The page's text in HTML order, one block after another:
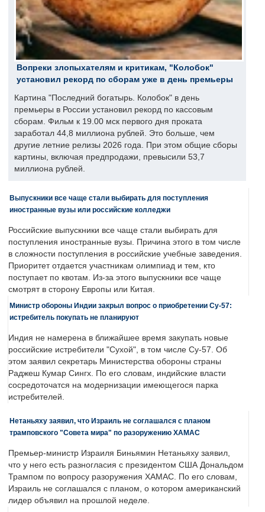
Вопреки злопыхателям и критикам, "Колобок"
установил рекорд по сборам уже в день премьеры
Картина "Последний богатырь. Колобок" в день
премьеры в России установил рекорд по кассовым
сборам. Фильм к 19.00 мск первого дня проката
заработал 44,8 миллиона рублей. Это больше, чем
другие летние релизы 2026 года. При этом общие сборы
картины, включая предпродажи, превысили 53,7
миллиона рублей.
Выпускники все чаще стали выбирать для поступления
иностранные вузы или российские колледжи
Российские выпускники все чаще стали выбирать для
поступления иностранные вузы. Причина этого в том числе
в сложности поступления в российские учебные заведения.
Приоритет отдается участникам олимпиад и тем, кто
поступает по квотам. Из-за этого выпускники все чаще
смотрят в сторону Европы или Китая.
Министр обороны Индии закрыл вопрос о приобретении Су-57:
истребитель покупать не планируют
Индия не намерена в ближайшее время закупать новые
российские истребители "Сухой", в том числе Су-57. Об
этом заявил секретарь Министерства обороны страны
Раджеш Кумар Сингх. По его словам, индийские власти
сосредоточатся на модернизации имеющегося парка
истребителей.
Нетаньяху заявил, что Израиль не соглашался с планом
трамповского "Совета мира" по разоружению ХАМАС
Премьер-министр Израиля Биньямин Нетаньяху заявил,
что у него есть разногласия с президентом США Дональдом
Трампом по вопросу разоружения ХАМАС. По его словам,
Израиль не соглашался с планом, о котором американский
лидер объявил на прошлой неделе.